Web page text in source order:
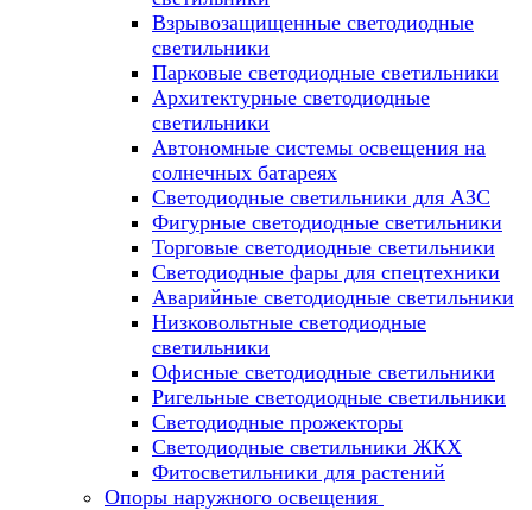
Взрывозащищенные светодиодные
светильники
Парковые светодиодные светильники
Архитектурные светодиодные
светильники
Автономные системы освещения на
солнечных батареях
Светодиодные светильники для АЗС
Фигурные светодиодные светильники
Торговые светодиодные светильники
Cветодиодные фары для спецтехники
Аварийные светодиодные светильники
Низковольтные светодиодные
светильники
Офисные светодиодные светильники
Ригельные светодиодные светильники
Светодиодные прожекторы
Светодиодные светильники ЖКХ
Фитосветильники для растений
Опоры наружного освещения